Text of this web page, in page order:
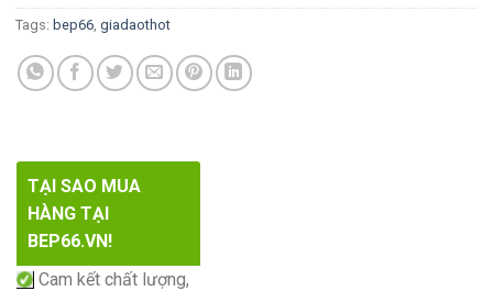
Tags: bep66 giadaothot
TẠI SAO MUA
HÀNG TẠI
BEP66.VN!
Cam kết chất lượng,